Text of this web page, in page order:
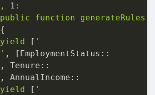
,
1:
public
function
yield [ '
' , [ EmploymentStatus::
, Tenure::
, AnnualIncome::
yield [ '